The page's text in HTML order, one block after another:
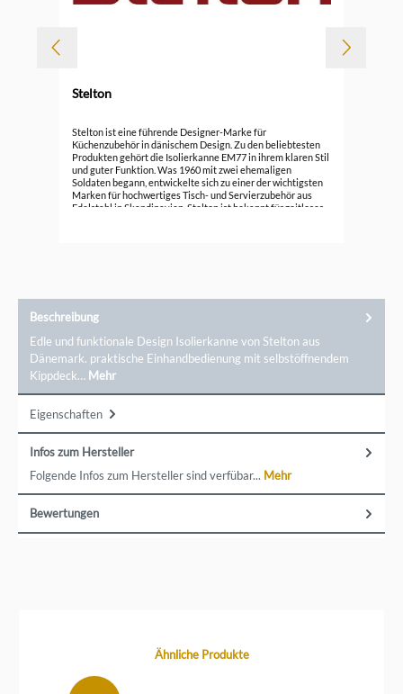
Stelton
Stelton ist eine führende Designer-Marke für
Küchenzubehör in dänischem Design. Zu den beliebtesten
Produkten gehört die Isolierkanne EM77 in ihrem klaren Stil
und guter Funktion. Was 1960 mit zwei ehemaligen
Soldaten begann, entwickelte sich zu einer der wichtigsten
Marken für hochwertiges Tisch- und Servierzubehör aus
Edelstahl in Skandinavien. Stelton ist bekannt für zeitloses,
Beschreibung
Edle und funktionale Design Isolierkanne von Stelton aus
Dänemark. praktische Einhandbedienung mit selbstöffnendem
Kippdeck… Mehr
Eigenschaften
Infos zum Hersteller
Folgende Infos zum Hersteller sind verfübar... Mehr
Bewertungen
Produktgalerie überspringenÄhnliche Produkte